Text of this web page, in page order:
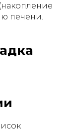
печени.